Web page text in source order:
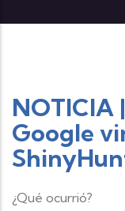
NOTICIA
Google
¿Qué ocurrió?